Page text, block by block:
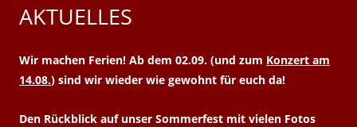
AKTUELLES
Wir machen Ferien! Ab dem 02.09. (und zum Konzert am
14.08.) sind wir wieder wie gewohnt für euch da!
Den Rückblick auf unser Sommerfest mit vielen Fotos